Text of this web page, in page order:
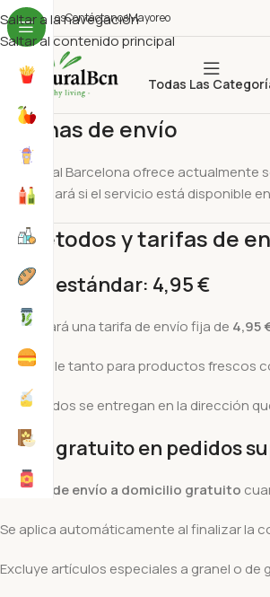
Saltar a la navegación
Saltar al contenido principal
SomosContáctanosMayoreo
Todas Las
1. Zonas de envío
Es Natural Barcelona ofrece
le notificará si el servicio está disponible
2. Métodos y tarifas de
Envío estándar: 4,95 €
Se aplicará una tarifa de envío fija de 4,95
Disponible tanto para productos frescos
Los pedidos se entregan en la dirección
Envío gratuito en pedidos
Disfruta de envío a domicilio gratuito
Se aplica automáticamente al finalizar la
Excluye artículos especiales a granel o de